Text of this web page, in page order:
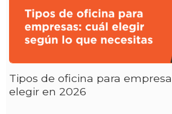
Tipos de oficina para
elegir en 2026